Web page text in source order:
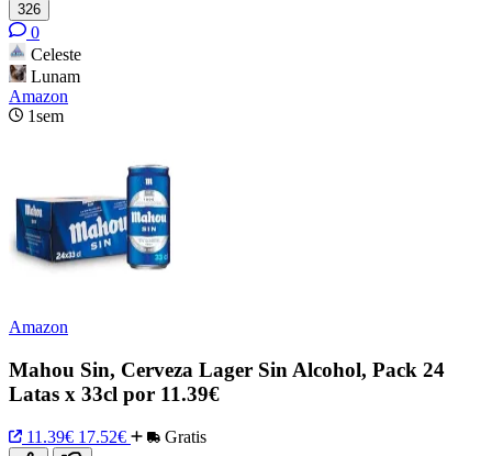
326
0
Celeste
Lunam
Amazon
1sem
Amazon
Mahou Sin, Cerveza Lager Sin Alcohol, Pack 24
Latas x 33cl por 11.39€
11.39€ 17.52€ Gratis